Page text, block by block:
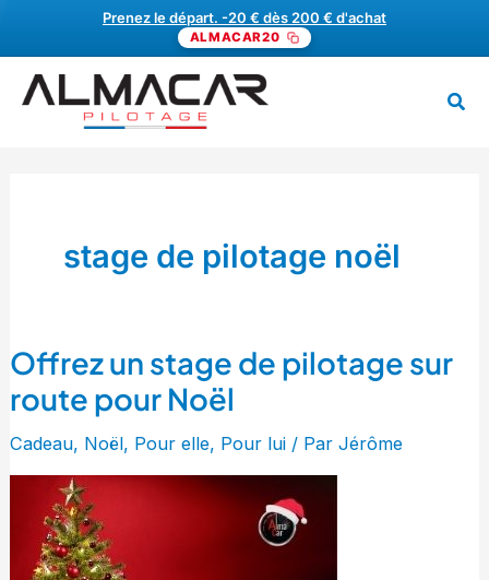
Prenez le départ. -20 € dès 200 € d'achat
ALMACAR20
contenu
stage de pilotage noël
Offrez un stage de pilotage sur
route pour Noël
Cadeau, Noël, Pour elle, Pour lui/ Par Jérôme
Offrez
stage
de
pilotage
route
pour